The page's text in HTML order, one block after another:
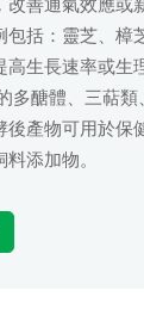
包括：靈芝、樟
高生長速率或生
多醣體、三萜
後產物可用於保
添加物。